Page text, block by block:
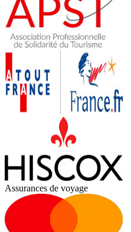
Assurances de voyage